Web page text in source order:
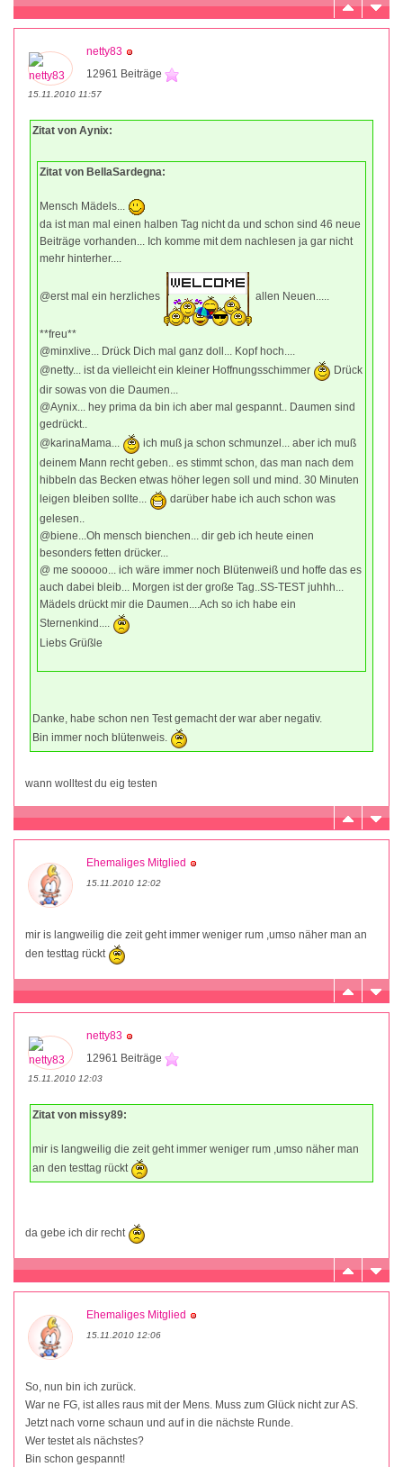
netty83
12961 Beiträge
15.11.2010 11:57
Zitat von Aynix:
Zitat von BellaSardegna:
Mensch Mädels...
da ist man mal einen halben Tag nicht da und schon sind 46 neue
Beiträge vorhanden... Ich komme mit dem nachlesen ja gar nicht
mehr hinterher....
@erst mal ein herzliches allen Neuen.....
**freu**
@minxlive... Drück Dich mal ganz doll... Kopf hoch....
@netty... ist da vielleicht ein kleiner Hoffnungsschimmer
Drück
dir sowas von die Daumen...
@Aynix... hey prima da bin ich aber mal gespannt.. Daumen sind
gedrückt..
@karinaMama...
ich muß ja schon schmunzel... aber ich muß
deinem Mann recht geben.. es stimmt schon, das man nach dem
hibbeln das Becken etwas höher legen soll und mind. 30 Minuten
leigen bleiben sollte...
darüber habe ich auch schon was
gelesen..
@biene...Oh mensch bienchen... dir geb ich heute einen
besonders fetten drücker...
@ me sooooo... ich wäre immer noch Blütenweiß und hoffe das es
auch dabei bleib... Morgen ist der große Tag..SS-TEST juhhh...
Mädels drückt mir die Daumen....Ach so ich habe ein
Sternenkind....
Liebs Grüßle
Danke, habe schon nen Test gemacht der war aber negativ.
Bin immer noch blütenweis.
wann wolltest du eig testen
Ehemaliges Mitglied
15.11.2010 12:02
mir is langweilig die zeit geht immer weniger rum ,umso näher man an
den testtag rückt
netty83
12961 Beiträge
15.11.2010 12:03
Zitat von missy89:
mir is langweilig die zeit geht immer weniger rum ,umso näher man
an den testtag rückt
da gebe ich dir recht
Ehemaliges Mitglied
15.11.2010 12:06
So, nun bin ich zurück.
War ne FG, ist alles raus mit der Mens. Muss zum Glück nicht zur AS.
Jetzt nach vorne schaun und auf in die nächste Runde.
Wer testet als nächstes?
Bin schon gespannt!